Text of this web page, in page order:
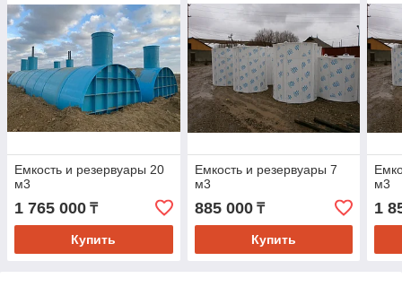
Емкость и резервуары 20
м3
1 765 000 ₸
Купить
Емкость и резервуары 7
м3
885 000₸
Купить
м3
1